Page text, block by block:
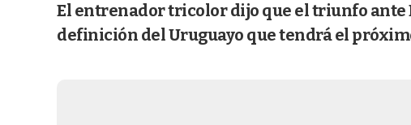
El entrenador tricolor dijo que el triunfo ante
definición del Uruguayo que tendrá el